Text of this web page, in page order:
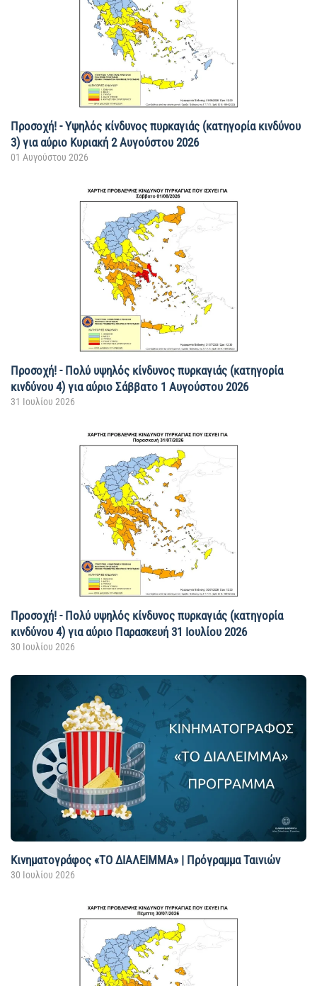
Προσοχή! - Υψηλός κίνδυνος πυρκαγιάς (κατηγορία κινδύνου
3) για αύριο Κυριακή 2 Αυγούστου 2026
01 Αυγούστου 2026
Προσοχή! - Πολύ υψηλός κίνδυνος πυρκαγιάς (κατηγορία
κινδύνου 4) για αύριο Σάββατο 1 Αυγούστου 2026
31 Ιουλίου 2026
Προσοχή! - Πολύ υψηλός κίνδυνος πυρκαγιάς (κατηγορία
κινδύνου 4) για αύριο Παρασκευή 31 Ιουλίου 2026
30 Ιουλίου 2026
Κινηματογράφος «ΤΟ ΔΙΑΛΕΙΜΜΑ» | Πρόγραμμα Ταινιών
30 Ιουλίου 2026